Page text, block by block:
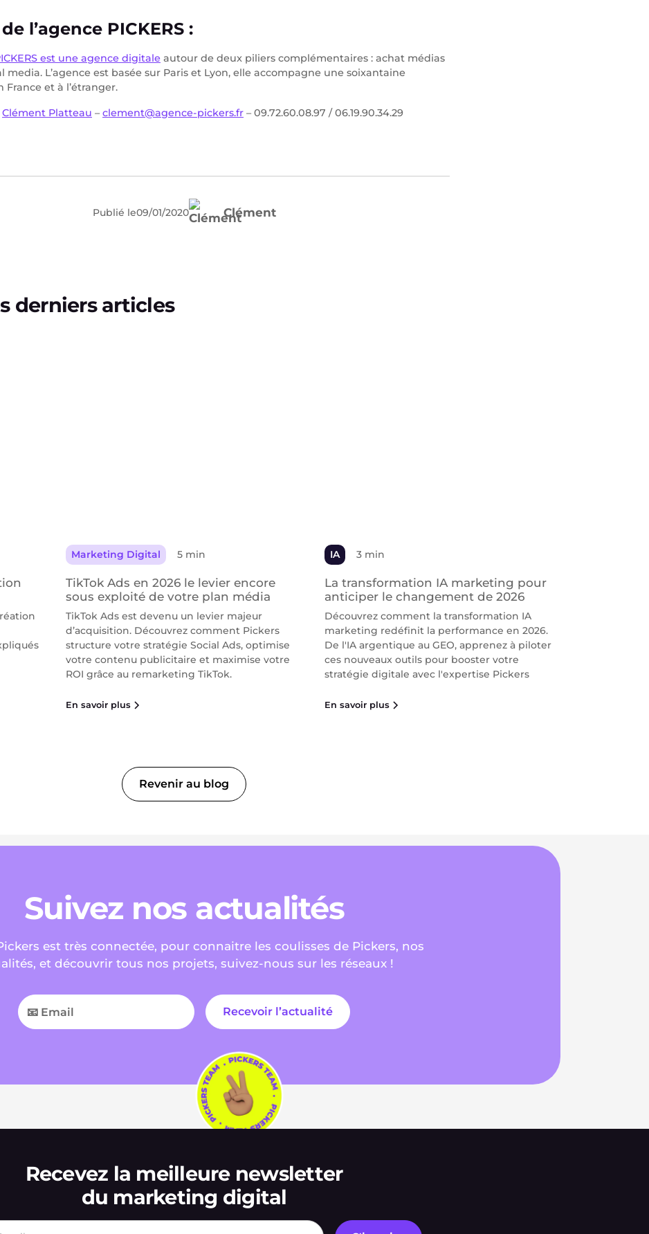
l’agence PICKERS :
est une agence digitale autour de deux piliers complémentaires : achat médias
media. L’agence est basée sur Paris et Lyon, elle accompagne une soixantaine
France et à l’étranger.
Clément Platteau – clement@agence-pickers.fr – 09.72.60.08.97 / 06.19.90.34.29
Publié le09/01/2020 Clément
derniers articles
Marketing Digital 5 min
TikTok Ads en 2026 le levier encore
sous exploité de votre plan média
TikTok Ads est devenu un levier majeur
d’acquisition. Découvrez comment Pickers
structure votre stratégie Social Ads, optimise
votre contenu publicitaire et maximise votre
ROI grâce au remarketing TikTok.
En savoir plus
IA 3 min
La transformation IA marketing pour
anticiper le changement de 2026
Découvrez comment la transformation IA
marketing redéfinit la performance en 2026.
De l'IA argentique au GEO, apprenez à piloter
ces nouveaux outils pour booster votre
stratégie digitale avec l'expertise Pickers
En savoir plus
Revenir au blog
Suivez nos actualités
est très connectée, pour connaitre les coulisses de Pickers, nos
et découvrir tous nos projets, suivez-nous sur les réseaux !
Recevez la meilleure newsletter
du marketing digital